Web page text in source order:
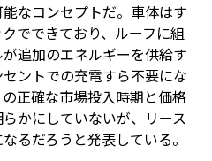
なコンセプトだ。車体はす
でできており、ルーフに組
追加のエネルギーを供給す
ントでの充電すら不要にな
正確な市場投入時期と価格
かにしていないが、リース
るだろうと発表している。